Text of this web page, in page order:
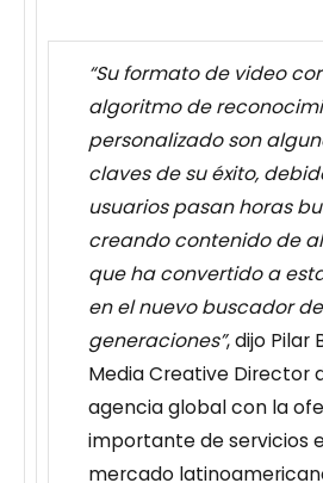
“Su formato de video
algoritmo de
personalizado son
claves de su éxito,
usuarios pasan horas
creando contenido de
que ha convertido a
en el nuevo buscador
generaciones”, dijo Pilar
Media Creative Director
agencia global con la
importante de servicios
mercado